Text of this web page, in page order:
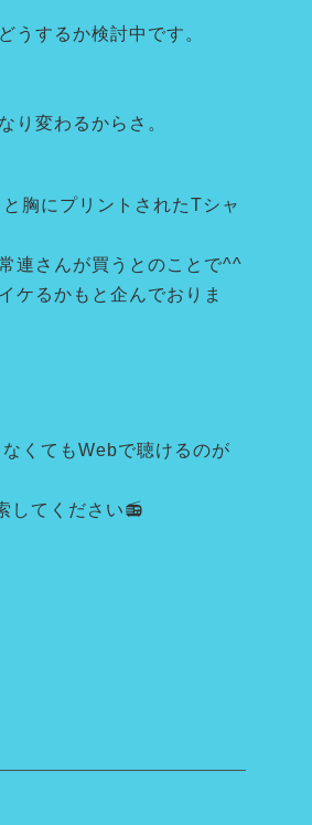
うするか検討中です。
り変わるからさ。
胸にプリントされたTシャ
連さんが買うとのことで^^
ケるかもと企んでおりま
くてもWebで聴けるのが
してください📻